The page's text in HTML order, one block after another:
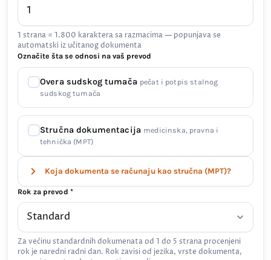
1 strana = 1.800 karaktera sa razmacima — popunjava se
automatski iz učitanog dokumenta
Označite šta se odnosi na vaš prevod
Overa sudskog tumača pečat i potpis stalnog
sudskog tumača
Stručna dokumentacija medicinska, pravna i
tehnička (MPT)
Koja dokumenta se računaju kao stručna (MPT)?
Rok za prevod *
Za većinu standardnih dokumenata od 1 do 5 strana procenjeni
rok je naredni radni dan. Rok zavisi od jezika, vrste dokumenta,